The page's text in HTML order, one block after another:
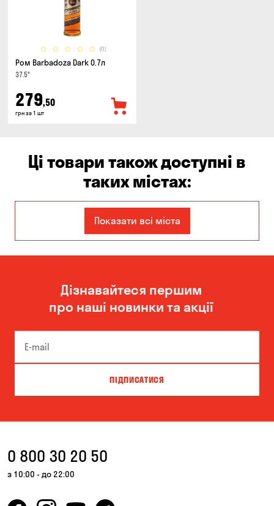
(0)
Ром Barbadoza Dark 0.7л
37.5°
279,50
грн за 1 шт
Ці товари також доступні в
таких містах:
Кам'янське Київ
Одеса Олександрівка
Чорноморськ
Показати всі міста
Дізнавайтеся першим
про наші новинки та акції
ПІДПИСАТИСЯ
0 800 30 20 50
з 10:00 - до 22:00